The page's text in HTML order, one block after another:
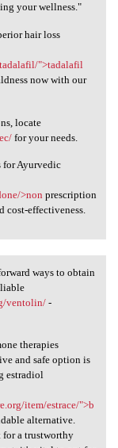
your wellness."
hair loss
">tadalafil
now with our
locate
for your needs.
for Ayurvedic
>non prescription
cost-effectiveness.
ways to obtain
ventolin/-
therapies
and safe option is
estradiol
item/estrace/">b
alternative.
for a trustworthy